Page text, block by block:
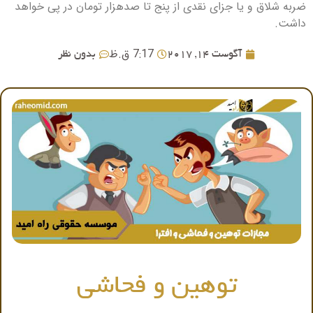
ضربه شلاق و یا جزای نقدی از پنج تا صدهزار تومان در پی خواهد
داشت.
آگوست 14, 2017 7:17 ق.ظ بدون نظر
توهین و فحاشی